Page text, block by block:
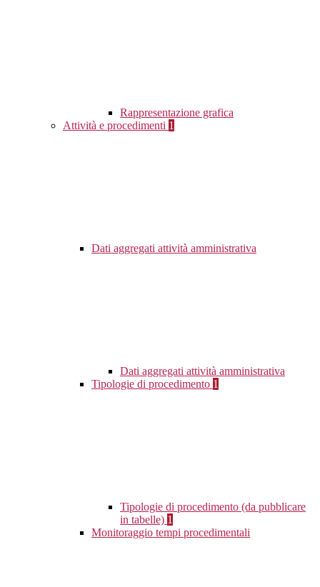
Rappresentazione grafica
Attività e procedimenti 1
Dati aggregati attività amministrativa
Dati aggregati attività amministrativa
Tipologie di procedimento 1
Tipologie di procedimento (da pubblicare
in tabelle) 1
Monitoraggio tempi procedimentali